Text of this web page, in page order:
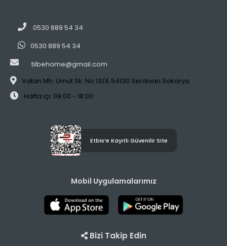
0530 889 54 34
0530 889 54 34
tilbehome@gmail.com
Vatan Mh. Umut Sk. No:13/A 54130 Serdivan Sakarya
Hafta içi: 09:00 - 18:00
Etbis’e Kayıtlı Güvenilir Site
Mobil Uygulamalarımız
Bizi Takip Edin